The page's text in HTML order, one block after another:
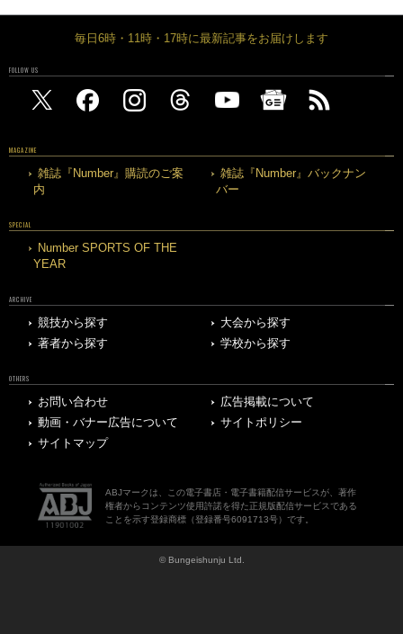
毎日6時・11時・17時に最新記事をお届けします
FOLLOW US
MAGAZINE
雑誌『Number』購読のご案
内
雑誌『Number』バックナン
バー
SPECIAL
Number SPORTS OF THE
YEAR
ARCHIVE
競技から探す
大会から探す
著者から探す
学校から探す
OTHERS
お問い合わせ
広告掲載について
動画・バナー広告について
サイトポリシー
サイトマップ
ABJマークは、この電子書店・電子書籍配信サービスが、著作
権者からコンテンツ使用許諾を得た正規版配信サービスである
ことを示す登録商標（登録番号6091713号）です。
© Bungeishunju Ltd.